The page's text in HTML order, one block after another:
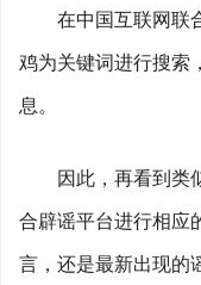
在中国互联网联合
鸡为关键词进行搜索
息。
因此，再看到类似
合辟谣平台进行相应
言，还是最新出现的